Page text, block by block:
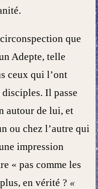
que
Adepte, telle
ceux qui l’ont
disciples. Il passe
autour de lui, et
ou chez l’autre qui
impression
« pas comme les
en vérité ? «